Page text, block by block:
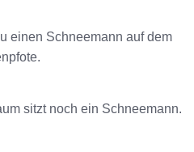
einen Schneemann auf dem
sitzt noch ein Schneemann.